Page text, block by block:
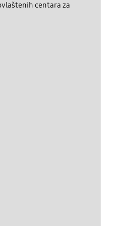
centara za